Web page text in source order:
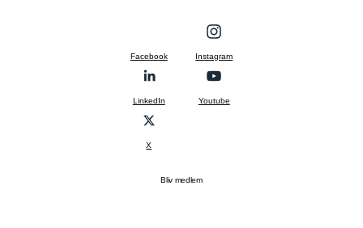
Facebook Instagram
LinkedIn Youtube
X
Bliv medlem